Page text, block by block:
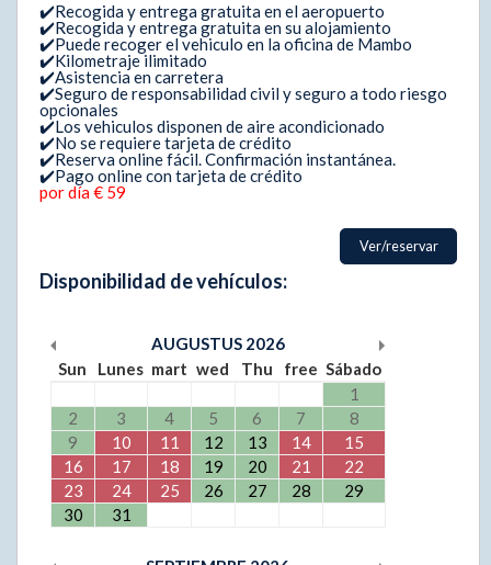
✔️Recogida y entrega gratuita en el aeropuerto
✔️Recogida y entrega gratuita en su alojamiento
✔️Puede recoger el vehiculo en la oficina de Mambo
✔️Kilometraje ilimitado
✔️Asistencia en carretera
✔️Seguro de responsabilidad civil y seguro a todo riesgo
opcionales
✔️Los vehiculos disponen de aire acondicionado
✔️No se requiere tarjeta de crédito
✔️Reserva online fácil. Confirmación instantánea.
✔️Pago online con tarjeta de crédito
por día € 59
Ver/reservar
Disponibilidad de vehículos:
AUGUSTUS 2026
Sun
Lunes mart wed Thu free Sábado
1
2
3 4 5 6 7
8
9
10 11 12 13 14
15
16
17 18 19 20 21
22
23
24 25 26 27 28
29
30
31